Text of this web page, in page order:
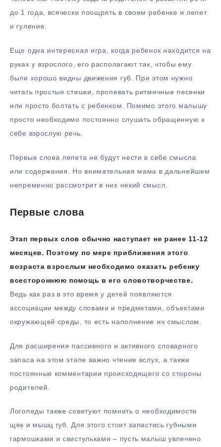
до 1 года, всячески поощрять в своем ребенке и лепет
и гуление.
Еще одна интересная игра, когда ребенок находится на
руках у взрослого, его располагают так, чтобы ему
были хорошо видны движения губ. При этом нужно
читать простые стишки, пропевать ритмичные песенки
или просто болтать с ребенком. Помимо этого малышу
просто необходимо постоянно слушать обращенную к
себе взрослую речь.
Первые слова лепета не будут нести в себе смысла
или содержания. Но внимательная мама в дальнейшем
непременно рассмотрит в них некий смысл.
Первые слова
Этап первых слов обычно наступает не ранее 11-12
месяцев. Поэтому по мере приближения этого
возраста взрослым необходимо оказать ребенку
всестороннюю помощь в его словотворчестве.
Ведь как раз в это время у детей появляются
ассоциации между словами и предметами, объектами
окружающей среды, то есть наполнение их смыслом.
Для расширения пассивного и активного словарного
запаса на этом этапе важно чтение вслух, а также
постоянные комментарии происходящего со стороны
родителей.
Логопеды также советуют помнить о необходимости
щек и мышц губ. Для этого стоит запастись губными
гармошками и свистульками – пусть малыш увлечено